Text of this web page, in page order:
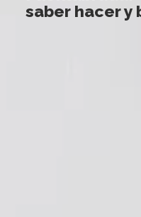
saber hacer y